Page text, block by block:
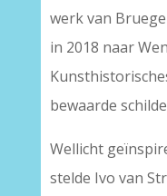
werk van
in 2018 naar
bewaarde
Wellicht
stelde Ivo van